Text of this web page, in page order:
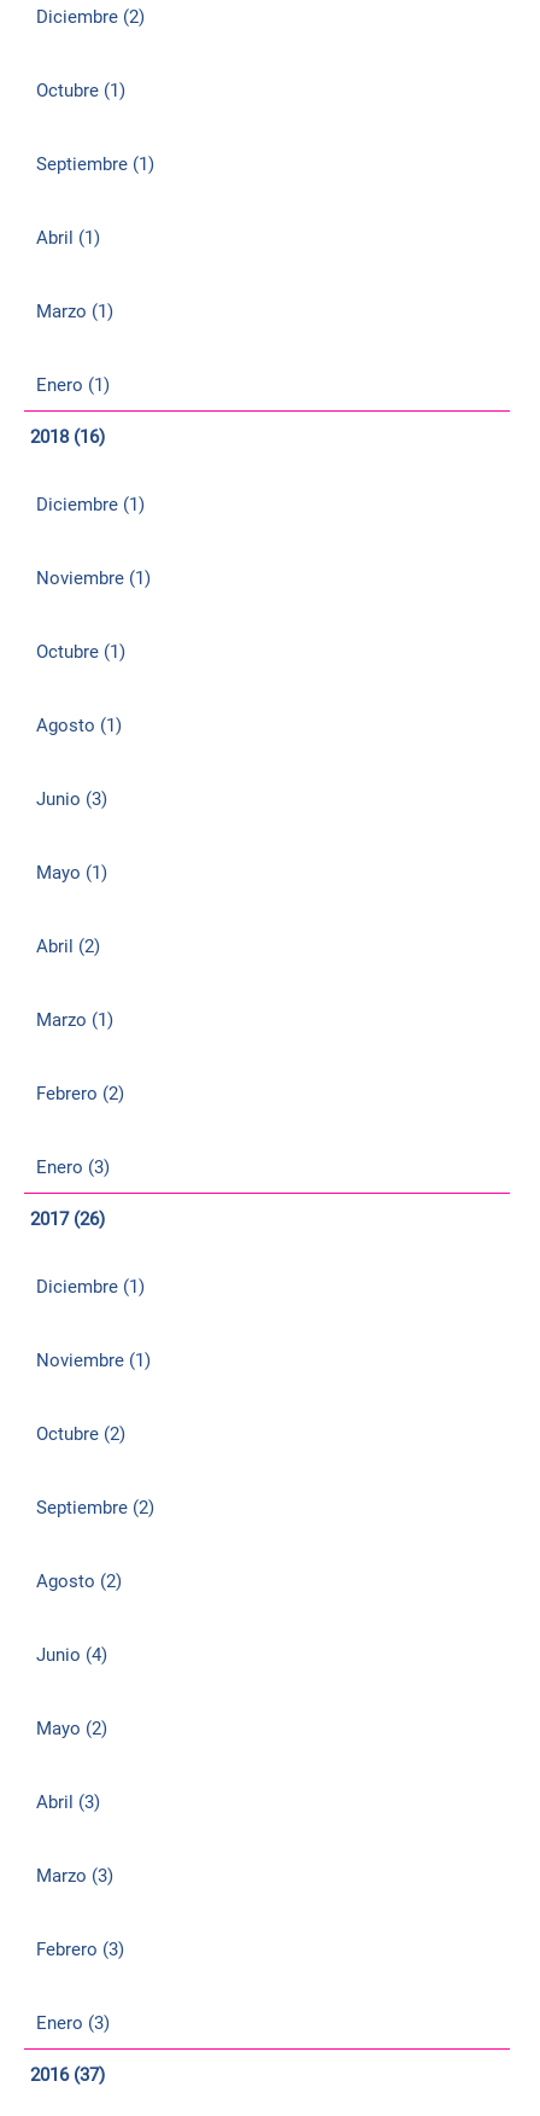
Diciembre (2)
Octubre (1)
Septiembre (1)
Abril (1)
Marzo (1)
Enero (1)
2018 (16)
Diciembre (1)
Noviembre (1)
Octubre (1)
Agosto (1)
Junio (3)
Mayo (1)
Abril (2)
Marzo (1)
Febrero (2)
Enero (3)
2017 (26)
Diciembre (1)
Noviembre (1)
Octubre (2)
Septiembre (2)
Agosto (2)
Junio (4)
Mayo (2)
Abril (3)
Marzo (3)
Febrero (3)
Enero (3)
2016 (37)